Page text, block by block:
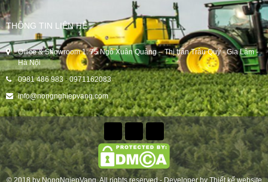
THÔNG TIN LIÊN HỆ
Office & Showroom 1: 75 Ngô Xuân Quảng – Thị trấn Trâu Quỳ - Gia Lâm -
Hà Nội
0981 486 983-0971162083
info@nongnghiepvang.com
© 2018 by NongNgiepVang. All rights reserved - Developer byThiết kế website